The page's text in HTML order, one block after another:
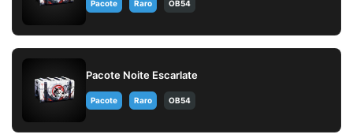
Pacote Raro OB54
Pacote Noite Escarlate
Pacote Raro OB54